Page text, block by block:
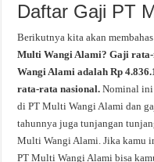
Daftar Gaji PT
Berikutnya kita akan
Multi Wangi Alami? Gaji
Wangi Alami adalah Rp
rata-rata nasional.Nominal ini
di PT Multi Wangi Alami dan
tahunnya juga tunjangan
Multi Wangi Alami. Jika kamu
PT Multi Wangi Alami bisa